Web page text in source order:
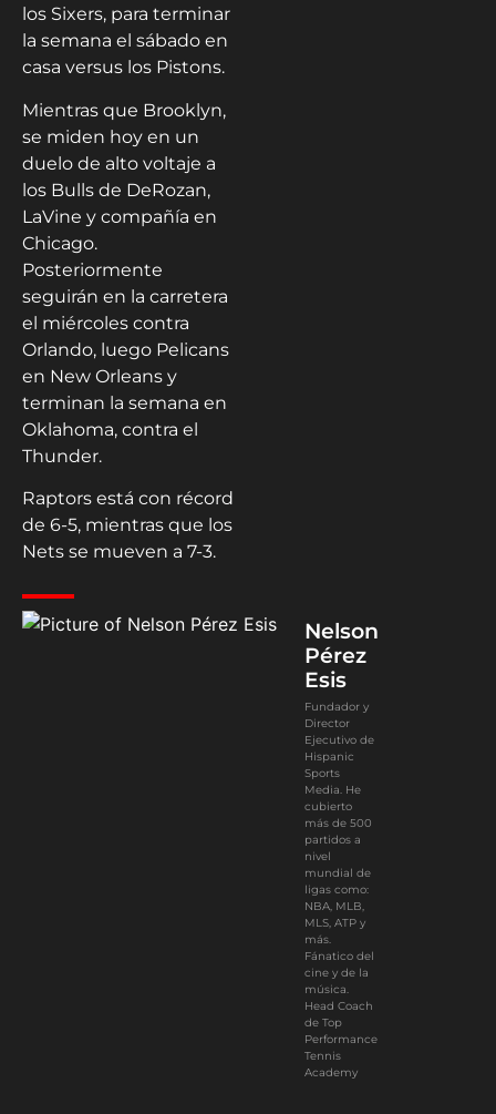
los Sixers, para terminar
la semana el sábado en
casa versus los Pistons.
Mientras que Brooklyn,
se miden hoy en un
duelo de alto voltaje a
los Bulls de DeRozan,
LaVine y compañía en
Chicago.
Posteriormente
seguirán en la carretera
el miércoles contra
Orlando, luego Pelicans
en New Orleans y
terminan la semana en
Oklahoma, contra el
Thunder.
Raptors está con récord
de 6-5, mientras que los
Nets se mueven a 7-3.
Nelson
Pérez
Esis
Fundador y
Director
Ejecutivo de
Hispanic
Sports
Media. He
cubierto
más de 500
partidos a
nivel
mundial de
ligas como:
NBA, MLB,
MLS, ATP y
más.
Fánatico del
cine y de la
música.
Head Coach
de Top
Performance
Tennis
Academy